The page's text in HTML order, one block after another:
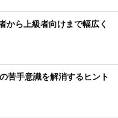
から上級者向けまで幅広く
苦手意識を解消するヒント